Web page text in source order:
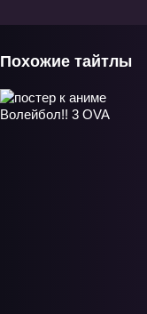
Похожие тайтлы